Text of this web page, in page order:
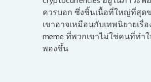
ควรบอก ซึ่งชิ้นเนื้อที่ใหญ่ที่สุด
เขาอาจเหมือนกับเทพนิยายเรื่
meme ที่พวกเขาไม่ใช่คนที่ทำ
พองขึ้น